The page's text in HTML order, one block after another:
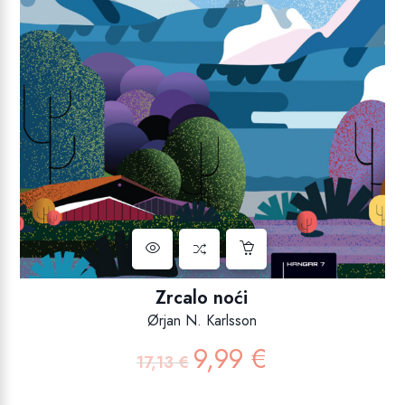
Zrcalo noći
Ørjan N. Karlsson
17,13€ Izvorna
cijena
9,99 €